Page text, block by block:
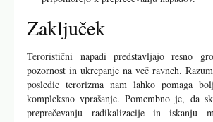
Zaključek
Teroristični napadi predstavljajo resno
pozornost in ukrepanje na več ravneh.
posledic terorizma nam lahko pomaga
kompleksno vprašanje. Pomembno je, da
preprečevanju radikalizacije in iskanju